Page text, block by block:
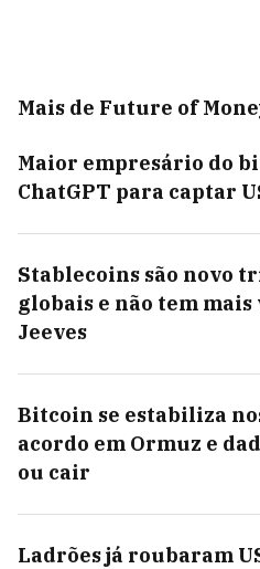
Mais de Future of
Maior empresário do
ChatGPT para captar
Stablecoins são novo
globais e não tem mais
Jeeves
Bitcoin se estabiliza
acordo em Ormuz e
ou cair
Ladrões já roubaram